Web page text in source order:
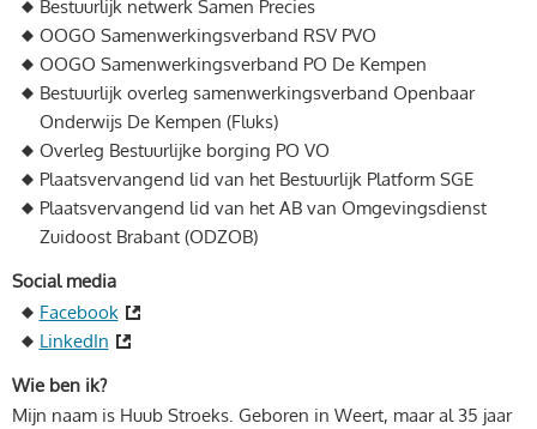
Bestuurlijk netwerk Samen Precies
OOGO Samenwerkingsverband RSV PVO
OOGO Samenwerkingsverband PO De Kempen
Bestuurlijk overleg samenwerkingsverband Openbaar
Onderwijs De Kempen (Fluks)
Overleg Bestuurlijke borging PO VO
Plaatsvervangend lid van het Bestuurlijk Platform SGE
Plaatsvervangend lid van het AB van Omgevingsdienst
Zuidoost Brabant (ODZOB)
Social media
Facebook
LinkedIn
Wie ben ik?
Mijn naam is Huub Stroeks. Geboren in Weert, maar al 35 jaar